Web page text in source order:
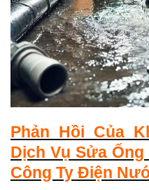
Phản Hồi Của
Dịch Vụ Sửa
Công Ty Điện